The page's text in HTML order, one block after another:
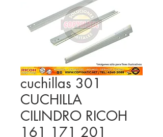
cuchillas 301
CUCHILLA
CILINDRO RICOH
161 171 201